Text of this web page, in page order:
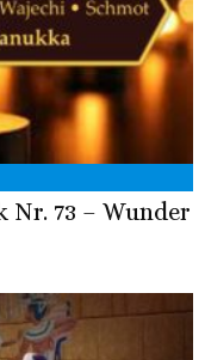
73 – Wunder